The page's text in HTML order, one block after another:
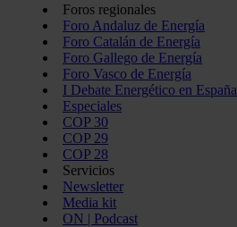
Foros regionales
Foro Andaluz de Energía
Foro Catalán de Energía
Foro Gallego de Energía
Foro Vasco de Energía
I Debate Energético en España
Especiales
COP 30
COP 29
COP 28
Servicios
Newsletter
Media kit
ON | Podcast